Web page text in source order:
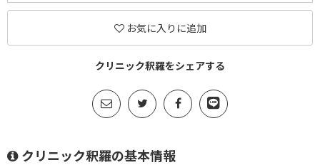
お気に入りに追加
クリニック釈羅をシェアする
クリニック釈羅の基本情報